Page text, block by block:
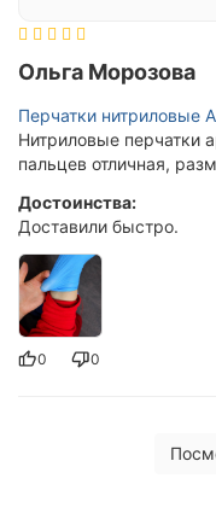
Ольга Морозова
Перчатки нитриловые
Нитриловые перчатки
пальцев отличная,
Достоинства:
Доставили быстро.
0 0